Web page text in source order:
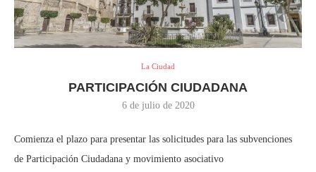
La Ciudad
PARTICIPACIÓN CIUDADANA
6 de julio de 2020
Comienza el plazo para presentar las solicitudes para las subvenciones
de Participación Ciudadana y movimiento asociativo